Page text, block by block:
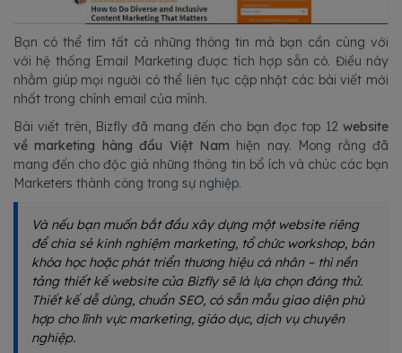
Bạn có thể tìm tất cả những thông tin mà bạn cần cùng với
với hệ thống Email Marketing được tích hợp sẵn có. Điều này
nhằm giúp mọi người có thể liên tục cập nhật các bài viết mới
nhất trong chính email của mình.
Bài viết trên, Bizfly đã mang đến cho bạn đọc top 12 website
về marketing hàng đầu Việt Nam hiện nay. Mong rằng đã
mang đến cho độc giả những thông tin bổ ích và chúc các bạn
Marketers thành công trong sự nghiệp.
Và nếu bạn muốn bắt đầu xây dựng một website riêng
để chia sẻ kinh nghiệm marketing, tổ chức workshop, bán
khóa học hoặc phát triển thương hiệu cá nhân – thì nền
tảng thiết kế website của Bizfly sẽ là lựa chọn đáng thử.
Thiết kế dễ dùng, chuẩn SEO, có sẵn mẫu giao diện phù
hợp cho lĩnh vực marketing, giáo dục, dịch vụ chuyên
nghiệp.